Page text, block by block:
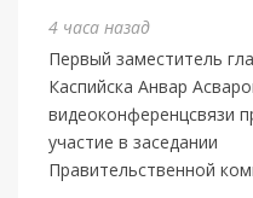
4 часа назад
Первый заместитель
Каспийска Анвар
видеоконференцсвязи
участие в заседании
Правительственной